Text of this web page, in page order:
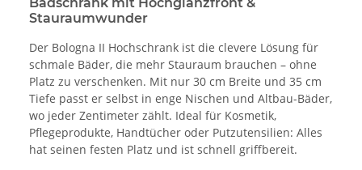
Stauraumwunder
Der Bologna II Hochschrank ist die clevere Lösung für
schmale Bäder, die mehr Stauraum brauchen – ohne
Platz zu verschenken. Mit nur 30 cm Breite und 35 cm
Tiefe passt er selbst in enge Nischen und Altbau-Bäder,
wo jeder Zentimeter zählt. Ideal für Kosmetik,
Pflegeprodukte, Handtücher oder Putzutensilien: Alles
hat seinen festen Platz und ist schnell griffbereit.